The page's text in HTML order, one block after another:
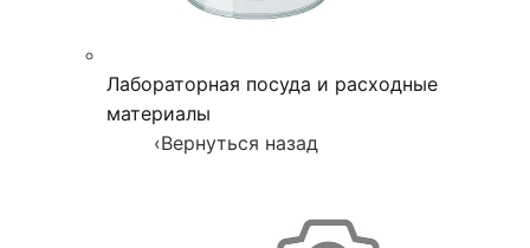
Лабораторная посуда и расходные
материалы
‹Вернуться назад